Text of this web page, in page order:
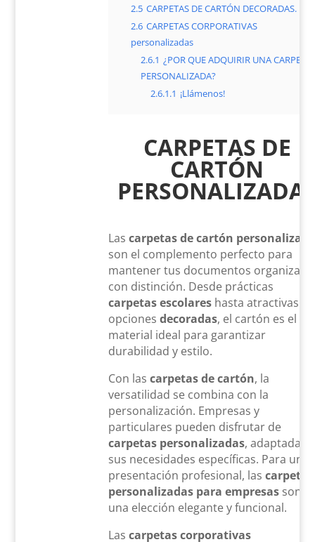
2.5 CARPETAS DE CARTÓN DECORADAS.
2.6 CARPETAS CORPORATIVAS
personalizadas
2.6.1 ¿POR QUE ADQUIRIR UNA CARPETA
PERSONALIZADA?
2.6.1.1 ¡Llámenos!
CARPETAS DE
CARTÓN
Lascarpetas de cartón
son el complemento perfecto para
mantener tus documentos
con distinción. Desde prácticas
carpetas escolares hasta atractivas
opcionesdecoradas, el cartón es el
material ideal para garantizar
durabilidad y estilo.
Con lascarpetas de cartón, la
versatilidad se combina con la
personalización. Empresas y
particulares pueden disfrutar de
carpetas personalizadas, adaptadas
sus necesidades específicas. Para una
presentación profesional, lascarpetas
personalizadas para empresas son
una elección elegante y funcional.
Lascarpetas corporativas